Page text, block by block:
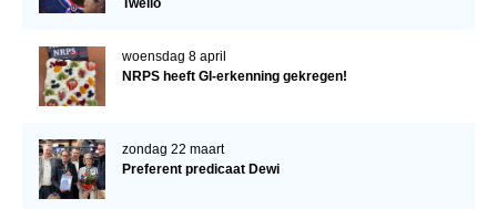
Twello
woensdag 8 april
NRPS heeft GI-erkenning gekregen!
zondag 22 maart
Preferent predicaat Dewi